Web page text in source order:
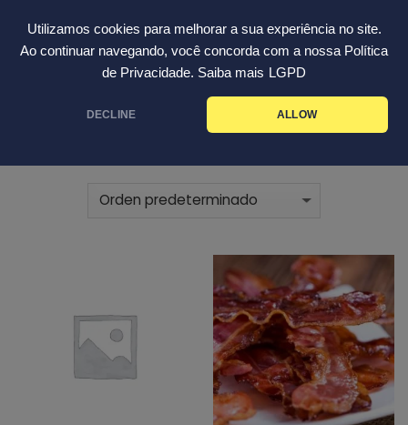
Utilizamos cookies para melhorar a sua experiência no site.
Ao continuar navegando, você concorda com a nossa Política
de Privacidade. Saiba mais LGPD
DECLINE ALLOW
content
INICIO
ACESSORIOS